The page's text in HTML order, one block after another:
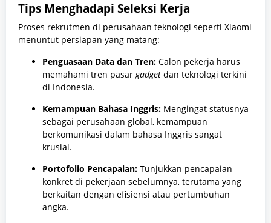
Tips Menghadapi Seleksi Kerja
Proses rekrutmen di perusahaan teknologi seperti Xiaomi
menuntut persiapan yang matang:
Penguasaan Data dan Tren: Calon pekerja harus
memahami tren pasargadget dan teknologi terkini
di Indonesia.
Kemampuan Bahasa Inggris: Mengingat statusnya
sebagai perusahaan global, kemampuan
berkomunikasi dalam bahasa Inggris sangat
krusial.
Portofolio Pencapaian: Tunjukkan pencapaian
konkret di pekerjaan sebelumnya, terutama yang
berkaitan dengan efisiensi atau pertumbuhan
angka.